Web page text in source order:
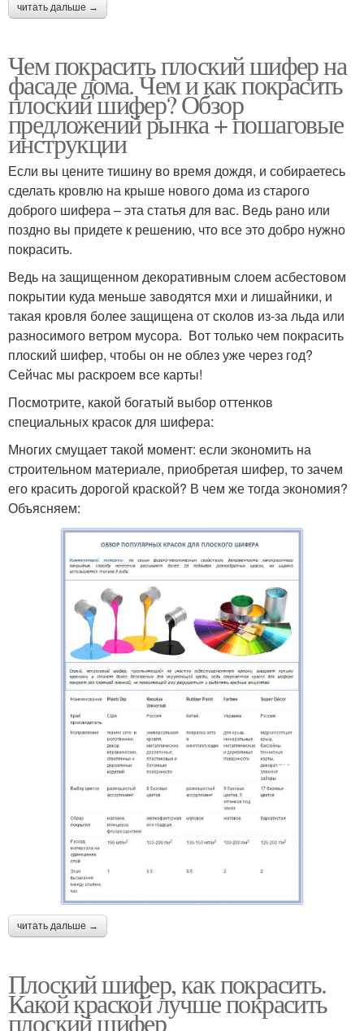
читать дальше →
Чем покрасить плоский шифер на
фасаде дома. Чем и как покрасить
плоский шифер? Обзор
предложений рынка + пошаговые
инструкции
Если вы цените тишину во время дождя, и собираетесь
сделать кровлю на крыше нового дома из старого
доброго шифера – эта статья для вас. Ведь рано или
поздно вы придете к решению, что все это добро нужно
покрасить.
Ведь на защищенном декоративным слоем асбестовом
покрытии куда меньше заводятся мхи и лишайники, и
такая кровля более защищена от сколов из-за льда или
разносимого ветром мусора. Вот только чем покрасить
плоский шифер, чтобы он не облез уже через год?
Сейчас мы раскроем все карты!
Посмотрите, какой богатый выбор оттенков
специальных красок для шифера:
Многих смущает такой момент: если экономить на
строительном материале, приобретая шифер, то зачем
его красить дорогой краской? В чем же тогда экономия?
Объясняем:
читать дальше →
Плоский шифер, как покрасить.
Какой краской лучше покрасить
плоский шифер